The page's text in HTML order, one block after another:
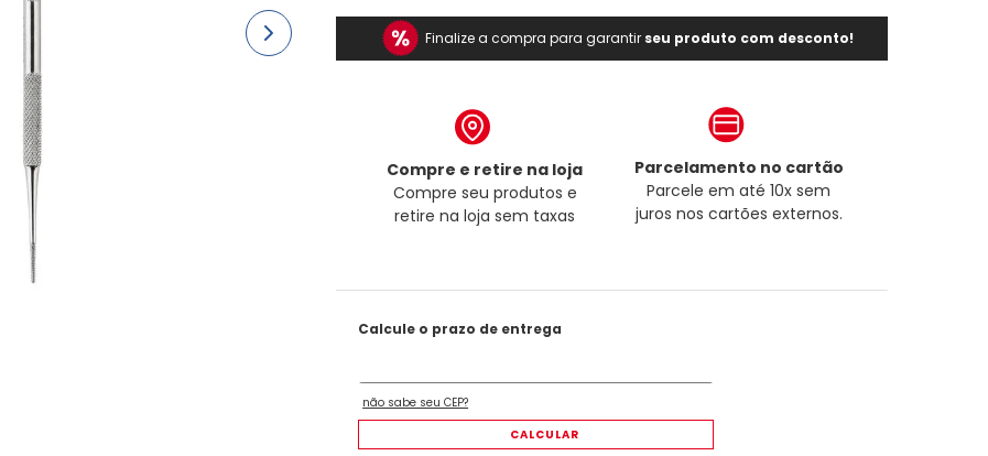
Finalize a compra para garantir seu produto com desconto!
Compre e retire na loja
Compre seu produtos e
retire na loja sem taxas
Parcelamento no cartão
Parcele em até 10x sem
juros nos cartões externos.